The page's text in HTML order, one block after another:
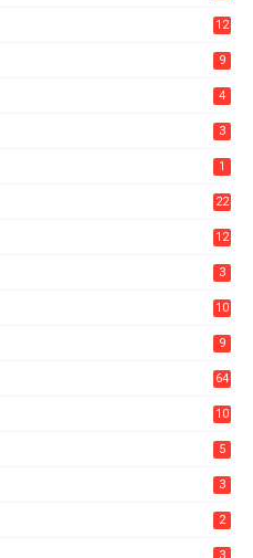
12
9
4
3
1
22
12
3
10
9
64
10
5
3
2